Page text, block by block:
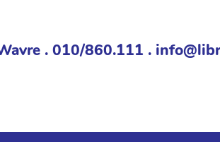
. 010/860.111 .